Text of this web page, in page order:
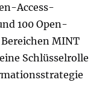
Access-
100 Open-
MINT
Schlüsselrolle